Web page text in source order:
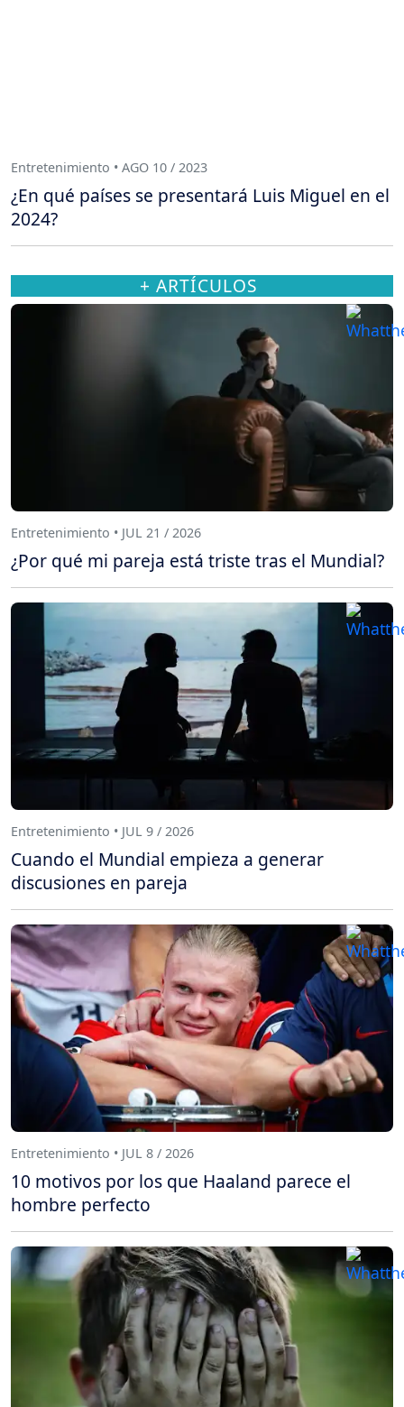
Entretenimiento • AGO 10 / 2023
¿En qué países se presentará Luis Miguel en el
2024?
+ ARTÍCULOS
Entretenimiento • JUL 21 / 2026
¿Por qué mi pareja está triste tras el Mundial?
Entretenimiento • JUL 9 / 2026
Cuando el Mundial empieza a generar
discusiones en pareja
Entretenimiento • JUL 8 / 2026
10 motivos por los que Haaland parece el
hombre perfecto